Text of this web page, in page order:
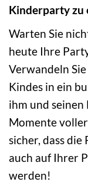
Kinderparty zu
Warten Sie
heute Ihre
Verwandeln
Kindes in ein
ihm und seinen
Momente
sicher, dass
auch auf Ihrer
werden!